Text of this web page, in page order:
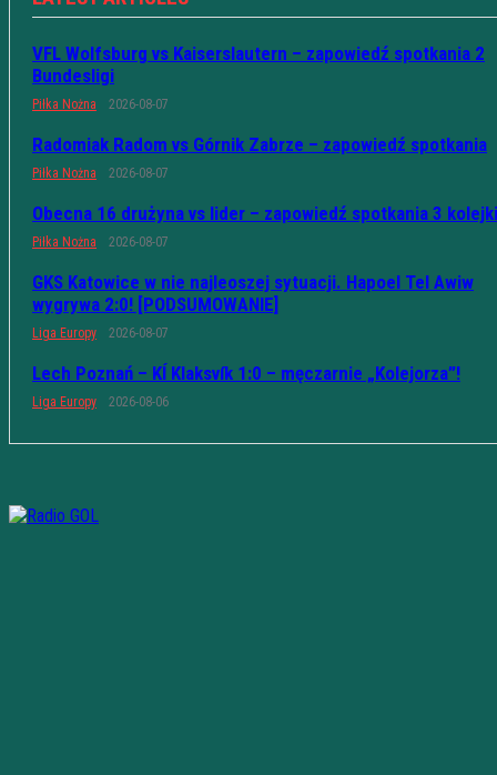
VFL Wolfsburg vs Kaiserslautern – zapowiedź spotkania 2
Bundesligi
Piłka Nożna 2026-08-07
Radomiak Radom vs Górnik Zabrze – zapowiedź spotkania
Piłka Nożna 2026-08-07
Obecna 16 drużyna vs lider – zapowiedź spotkania 3 kolejki
Piłka Nożna 2026-08-07
GKS Katowice w nie najleoszej sytuacji. Hapoel Tel Awiw
wygrywa 2:0! [PODSUMOWANIE]
Liga Europy 2026-08-07
Lech Poznań – KÍ Klaksvík 1:0 – męczarnie „Kolejorza”!
Liga Europy 2026-08-06